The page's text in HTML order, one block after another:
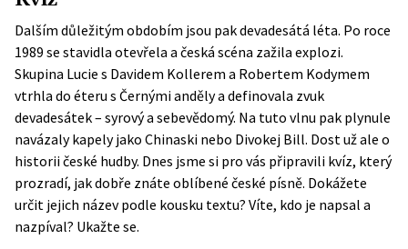
Dalším důležitým obdobím jsou pak devadesátá léta. Po roce
1989 se stavidla otevřela a česká scéna zažila explozi.
Skupina Lucie s Davidem Kollerem a Robertem Kodymem
vtrhla do éteru s Černými anděly a definovala zvuk
devadesátek – syrový a sebevědomý. Na tuto vlnu pak plynule
navázaly kapely jako Chinaski nebo Divokej Bill. Dost už ale o
historii české hudby. Dnes jsme si pro vás připravili kvíz, který
prozradí, jak dobře znáte oblíbené české písně. Dokážete
určit jejich název podle kousku textu? Víte, kdo je napsal a
nazpíval? Ukažte se.